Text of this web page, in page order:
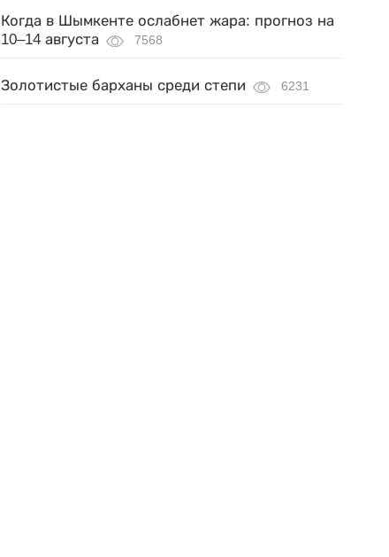
Когда в Шымкенте ослабнет жара: прогноз на
10–14 августа
7568
Золотистые барханы среди степи 6231